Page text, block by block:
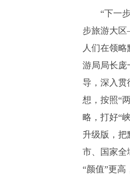
“下一
步旅游大
人们在领
游局局长庞
导，深入贯
想，按照“
略，打好“
升级版，
市、国家全
“颜值”更高